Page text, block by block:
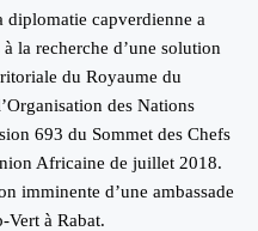
capverdienne a
la recherche d’une solution
du Royaume du
des Nations
693 du Sommet des Chefs
Africaine de juillet 2018.
imminente d’une ambassade
Vert à Rabat.